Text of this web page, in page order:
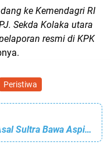
ke Kemendagri RI
Sekda Kolaka utara
resmi di KPK
Peristiwa
Finalis Duta Maritim Indonesia Asal Sultra Bawa Aspirasi Pemuda ke Wamen Ketenagakerjaan RI